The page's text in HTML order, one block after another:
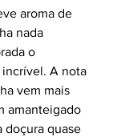
aroma de
nada
o
A nota
vem mais
amanteigado
doçura quase